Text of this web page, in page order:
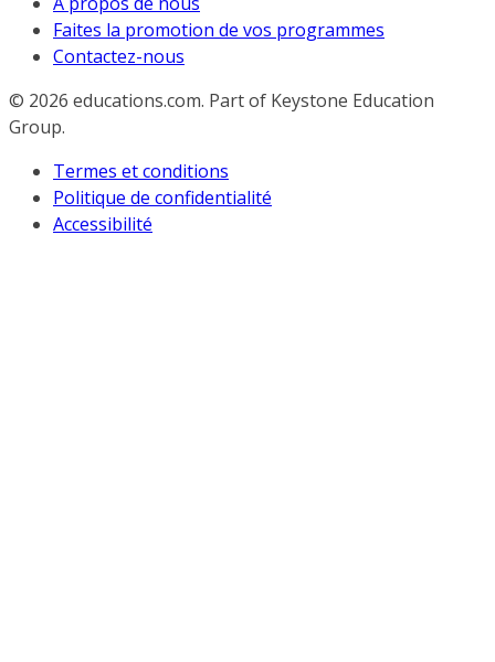
Faites la promotion de vos programmes
Contactez-nous
© 2026 educations.com. Part of Keystone Education
Group.
Termes et conditions
Politique de confidentialité
Accessibilité